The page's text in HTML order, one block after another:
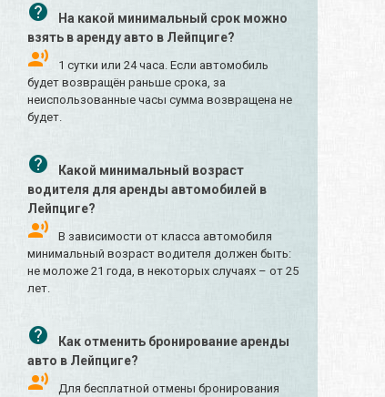
На какой минимальный срок можно
взять в аренду авто в Лейпциге?
1 сутки или 24 часа. Если автомобиль
будет возвращён раньше срока, за
неиспользованные часы сумма возвращена не
будет.
Какой минимальный возраст
водителя для аренды автомобилей в
Лейпциге?
В зависимости от класса автомобиля
минимальный возраст водителя должен быть:
не моложе 21 года, в некоторых случаях – от 25
лет.
Как отменить бронирование аренды
авто в Лейпциге?
Для бесплатной отмены бронирования